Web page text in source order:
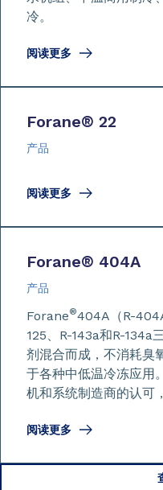
冷。
阅读更多
Forane® 22
产品
阅读更多
Forane® 404A
产品
Forane®404A（R-
125、R-143a和R-134a
剂混合而成，不消耗臭
于各种中低温冷冻应用
机和系统制造商的认可
阅读更多